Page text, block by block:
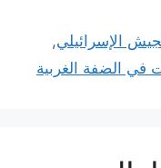
الإسرائيلي,
في الضفة الغربية